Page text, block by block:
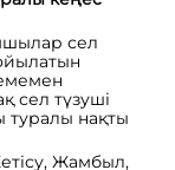
сел
сел түзуші
туралы нақты
Жамбыл,